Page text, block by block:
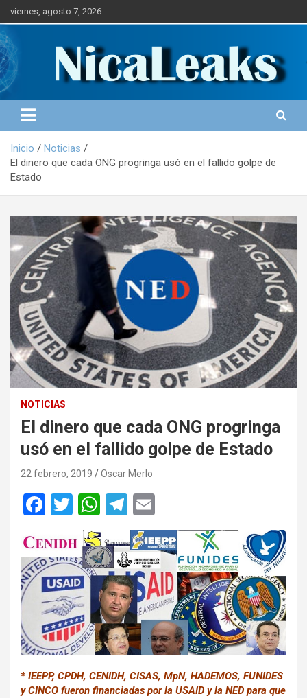
a
l
t
a
r
a
n
viernes, agosto 7, 2026
NICALEAKS
Portal de Noticias
Inicio
Noticias
El dinero que cada ONG progringa usó en el fallido golpe de
Estado
NOTICIAS
El dinero que cada ONG progringa
usó en el fallido golpe de Estado
22 febrero, 2019 Oscar Merlo
F
ce
b
o
o
k
T
wi
tt
er
W
h
at
s
A
p
p
T
el
e
gr
a
m
m
ail
* IEEPP, CPDH, CENIDH, CISAS, MpN, HADEMOS, FUNIDES
y CINCO fueron financiadas por la USAID y la NED para que